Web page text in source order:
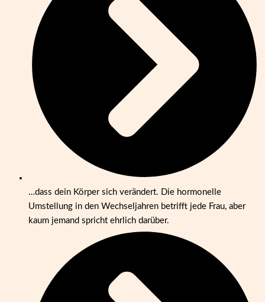
…dass dein Körper sich verändert. Die hormonelle
Umstellung in den Wechseljahren betrifft jede Frau, aber
kaum jemand spricht ehrlich darüber.